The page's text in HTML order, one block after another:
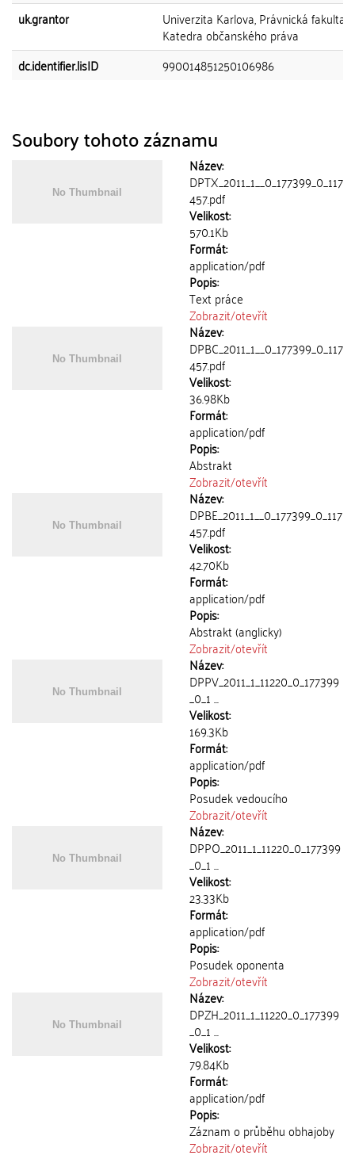
uk.grantor
Univerzita Karlova, Právnická fakulta,
Katedra občanského práva
dc.identifier.lisID
990014851250106986
Soubory tohoto záznamu
Název:
DPTX_2011_1__0_177399_0_117
457.pdf
Velikost:
570.1Kb
Formát:
application/pdf
Popis:
Text práce
Zobrazit/otevřít
Název:
DPBC_2011_1__0_177399_0_117
457.pdf
Velikost:
36.98Kb
Formát:
application/pdf
Popis:
Abstrakt
Zobrazit/otevřít
Název:
DPBE_2011_1__0_177399_0_117
457.pdf
Velikost:
42.70Kb
Formát:
application/pdf
Popis:
Abstrakt (anglicky)
Zobrazit/otevřít
Název:
DPPV_2011_1_11220_0_177399
_0_1 ...
Velikost:
169.3Kb
Formát:
application/pdf
Popis:
Posudek vedoucího
Zobrazit/otevřít
Název:
DPPO_2011_1_11220_0_177399
_0_1 ...
Velikost:
23.33Kb
Formát:
application/pdf
Popis:
Posudek oponenta
Zobrazit/otevřít
Název:
DPZH_2011_1_11220_0_177399
_0_1 ...
Velikost:
79.84Kb
Formát:
application/pdf
Popis:
Záznam o průběhu obhajoby
Zobrazit/otevřít